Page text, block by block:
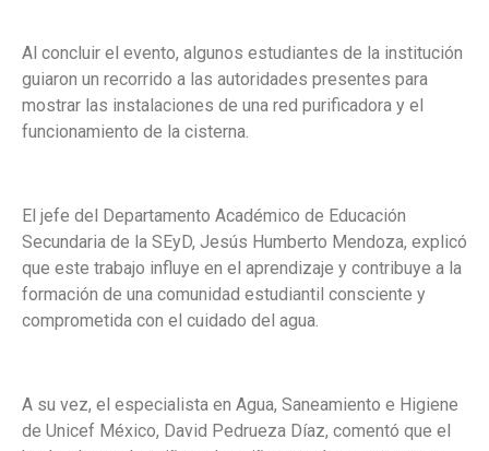
Al concluir el evento, algunos estudiantes de la institución
guiaron un recorrido a las autoridades presentes para
mostrar las instalaciones de una red purificadora y el
funcionamiento de la cisterna.
El jefe del Departamento Académico de Educación
Secundaria de la SEyD, Jesús Humberto Mendoza, explicó
que este trabajo influye en el aprendizaje y contribuye a la
formación de una comunidad estudiantil consciente y
comprometida con el cuidado del agua.
A su vez, el especialista en Agua, Saneamiento e Higiene
de Unicef México, David Pedrueza Díaz, comentó que el